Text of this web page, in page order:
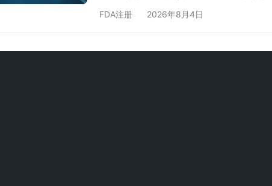
录的追溯对许多企业来说至关重要。那
FDA注册 2026年8月4日